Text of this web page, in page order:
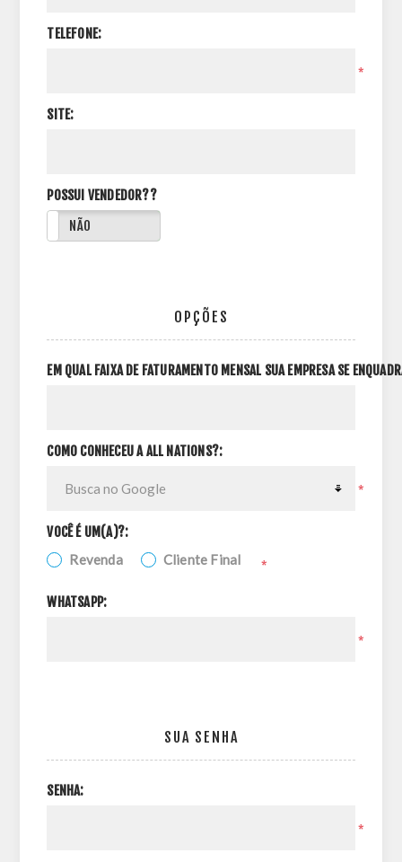
TELEFONE:
*
SITE:
POSSUI VENDEDOR??
NÃO
OPÇÕES
EM QUAL FAIXA DE FATURAMENTO MENSAL SUA EMPRESA SE
COMO CONHECEU A ALL NATIONS?:
*
VOCÊ É UM(A)?:
Revenda Cliente Final *
WHATSAPP:
*
SUA SENHA
SENHA:
*